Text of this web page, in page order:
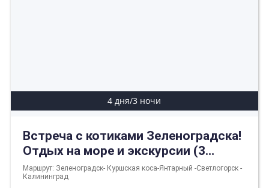
4 дня/3 ночи
Встреча с котиками Зеленоградска!
Отдых на море и экскурсии (3
ночи/4 дня)
Маршрут: Зеленоградск- Куршская коса-Янтарный -Светлогорск -
Калининград